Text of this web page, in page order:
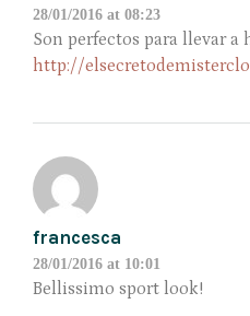
28/01/2016 at 08:23
Son perfectos para llevar a
http://
francesca
28/01/2016 at 10:01
Bellissimo sport look!